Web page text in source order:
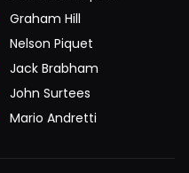
Graham Hill
Nelson Piquet
Jack Brabham
John Surtees
Mario Andretti